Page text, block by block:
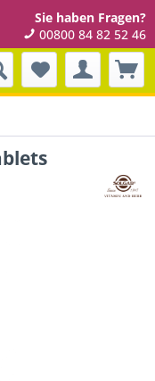
Sie haben Fragen?
00800 84 82 52 46